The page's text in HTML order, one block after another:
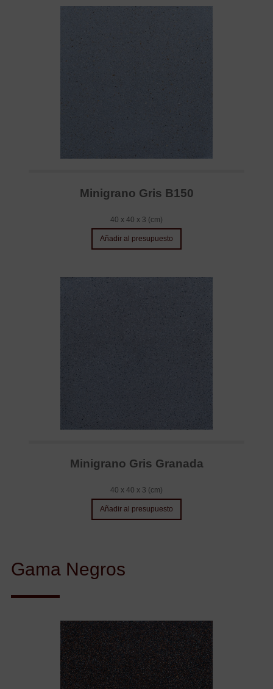
Minigrano Gris B150
40 x 40 x 3 (cm)
Añadir al presupuesto
Minigrano Gris Granada
40 x 40 x 3 (cm)
Añadir al presupuesto
Gama Negros